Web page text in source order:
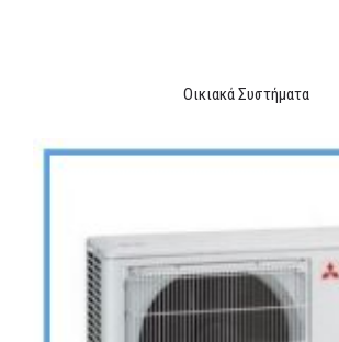
Οικιακά Συστήματα